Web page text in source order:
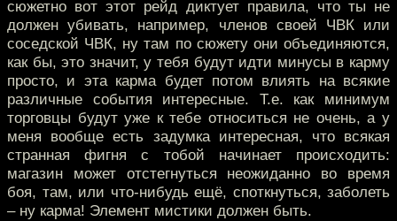
сюжетно вот этот рейд диктует правила, что ты не
должен убивать, например, членов своей ЧВК или
соседской ЧВК, ну там по сюжету они объединяются,
как бы, это значит, у тебя будут идти минусы в карму
просто, и эта карма будет потом влиять на всякие
различные события интересные. Т.е. как минимум
торговцы будут уже к тебе относиться не очень, а у
меня вообще есть задумка интересная, что всякая
странная фигня с тобой начинает происходить:
магазин может отстегнуться неожиданно во время
боя, там, или что-нибудь ещё, споткнуться, заболеть
– ну карма! Элемент мистики должен быть.